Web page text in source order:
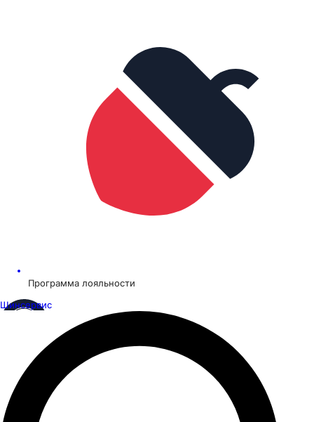
Программа лояльности
Шинсервис